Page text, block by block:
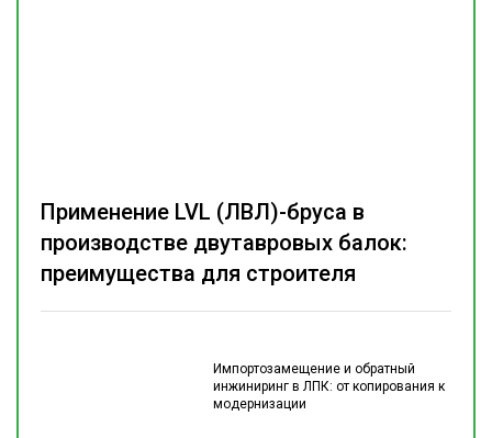
Импортозамещение и обратный
инжиниринг в ЛПК: от копирования к
модернизации
Применение LVL (ЛВЛ)-бруса в
производстве двутавровых балок:
преимущества для строителя